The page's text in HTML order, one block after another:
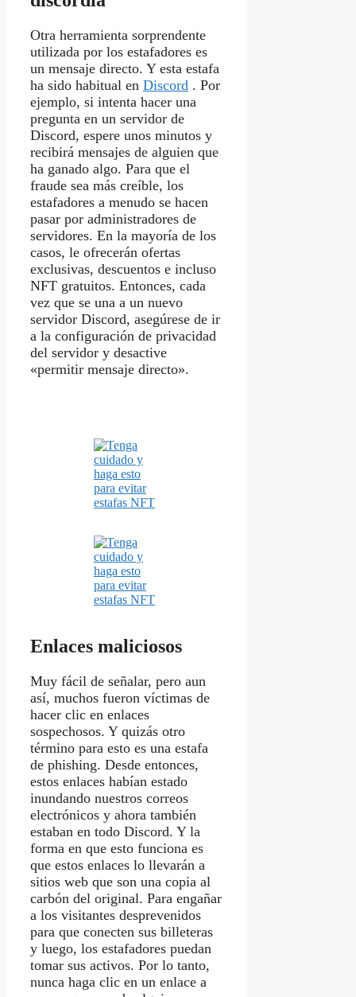
Otra herramienta sorprendente
utilizada por los estafadores es
un mensaje directo. Y esta estafa
ha sido habitual en Discord . Por
ejemplo, si intenta hacer una
pregunta en un servidor de
Discord, espere unos minutos y
recibirá mensajes de alguien que
ha ganado algo. Para que el
fraude sea más creíble, los
estafadores a menudo se hacen
pasar por administradores de
servidores. En la mayoría de los
casos, le ofrecerán ofertas
exclusivas, descuentos e incluso
NFT gratuitos. Entonces, cada
vez que se una a un nuevo
servidor Discord, asegúrese de ir
a la configuración de privacidad
del servidor y desactive
«permitir mensaje directo».
Enlaces maliciosos
Muy fácil de señalar, pero aun
así, muchos fueron víctimas de
hacer clic en enlaces
sospechosos. Y quizás otro
término para esto es una estafa
de phishing. Desde entonces,
estos enlaces habían estado
inundando nuestros correos
electrónicos y ahora también
estaban en todo Discord. Y la
forma en que esto funciona es
que estos enlaces lo llevarán a
sitios web que son una copia al
carbón del original. Para engañar
a los visitantes desprevenidos
para que conecten sus billeteras
y luego, los estafadores puedan
tomar sus activos. Por lo tanto,
nunca haga clic en un enlace a